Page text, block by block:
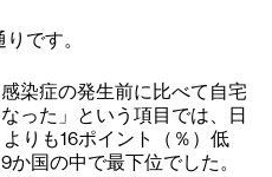
です。
染症の発生前に比べて自宅
った」という項目では、日
りも16ポイント（％）低
か国の中で最下位でした。